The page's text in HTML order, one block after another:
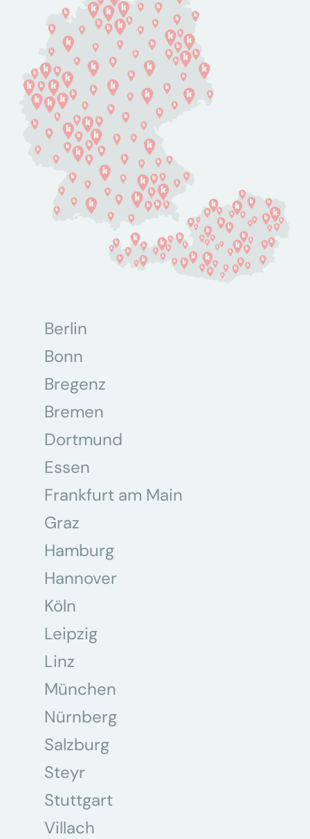
Berlin
Bonn
Bregenz
Bremen
Dortmund
Essen
Frankfurt am Main
Graz
Hamburg
Hannover
Köln
Leipzig
Linz
München
Nürnberg
Salzburg
Steyr
Stuttgart
Villach